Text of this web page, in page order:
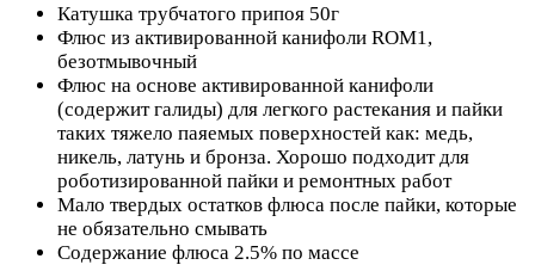
Катушка трубчатого припоя 50г
Флюс из активированной канифоли ROM1,
безотмывочный
Флюс на основе активированной канифоли
(содержит галиды) для легкого растекания и пайки
таких тяжело паяемых поверхностей как: медь,
никель, латунь и бронза. Хорошо подходит для
роботизированной пайки и ремонтных работ
Мало твердых остатков флюса после пайки, которые
не обязательно смывать
Содержание флюса 2.5% по массе